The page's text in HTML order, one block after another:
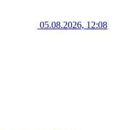
05.08.2026, 12:08